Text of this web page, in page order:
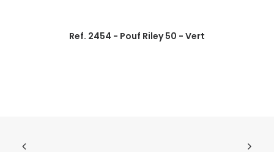
Ref. 2454 - Pouf Riley 50 - Vert